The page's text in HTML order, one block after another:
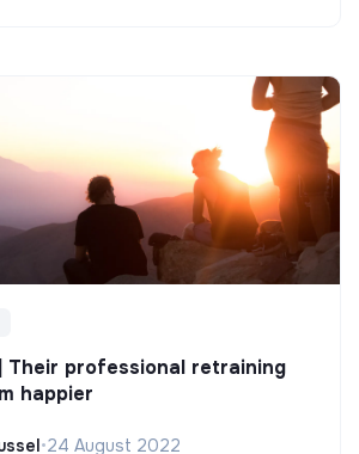
Their professional retraining
happier
•24 August 2022